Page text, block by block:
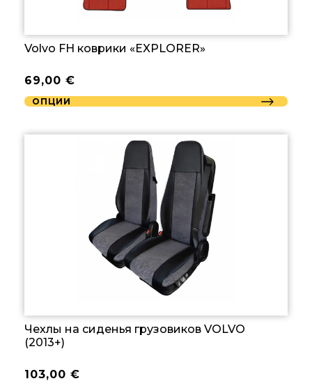
Volvo FH коврики «EXPLORER»
69,00 €
ОПЦИИ
Чехлы на сиденья грузовиков VOLVO
(2013+)
103,00 €